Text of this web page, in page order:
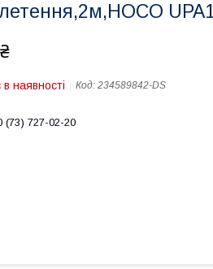
наявності Код: 234589842-DS
(73) 727-02-20